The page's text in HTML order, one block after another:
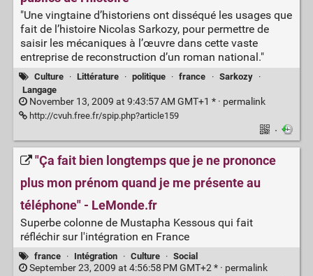
"Une vingtaine d’historiens ont disséqué les usages que
fait de l’histoire Nicolas Sarkozy, pour permettre de
saisir les mécaniques à l’œuvre dans cette vaste
entreprise de reconstruction d’un roman national."
Culture · Littérature · politique · france · Sarkozy
·
Langage
November 13, 2009 at 9:43:57 AM GMT+1 * · permalink
http://cvuh.free.fr/spip.php?article159
·
"Ça fait bien longtemps que je ne prononce
plus mon prénom quand je me présente au
téléphone" - LeMonde.fr
Superbe colonne de Mustapha Kessous qui fait
réfléchir sur l'intégration en France
france · Intégration · Culture · Social
September 23, 2009 at 4:56:58 PM GMT+2 * · permalink